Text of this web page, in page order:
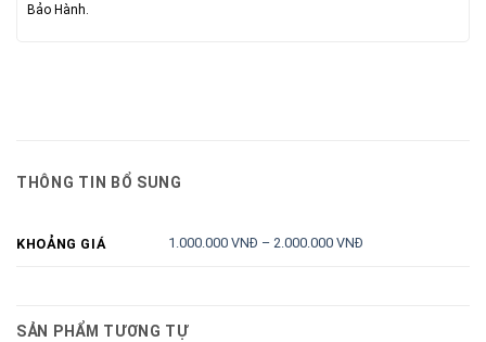
Bảo Hành.
THÔNG TIN BỔ SUNG
KHOẢNG GIÁ 1.000.000 VNĐ – 2.000.000 VNĐ
SẢN PHẨM TƯƠNG TỰ